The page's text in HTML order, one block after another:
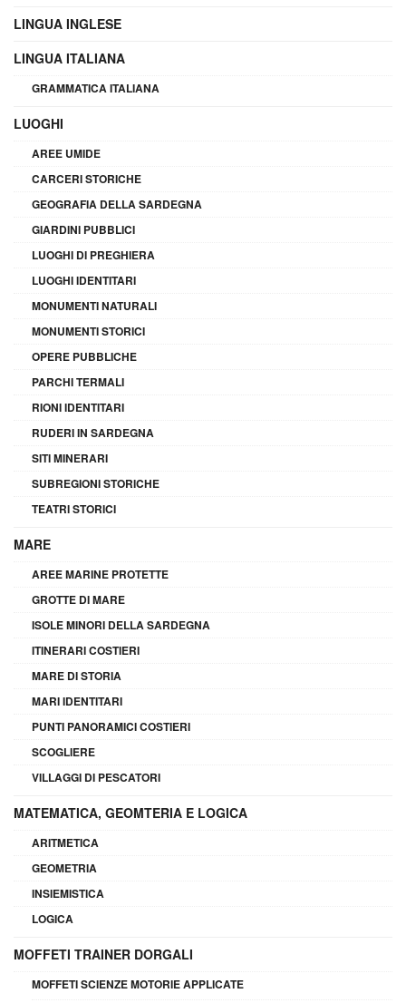
LINGUA INGLESE
LINGUA ITALIANA
GRAMMATICA ITALIANA
LUOGHI
AREE UMIDE
CARCERI STORICHE
GEOGRAFIA DELLA SARDEGNA
GIARDINI PUBBLICI
LUOGHI DI PREGHIERA
LUOGHI IDENTITARI
MONUMENTI NATURALI
MONUMENTI STORICI
OPERE PUBBLICHE
PARCHI TERMALI
RIONI IDENTITARI
RUDERI IN SARDEGNA
SITI MINERARI
SUBREGIONI STORICHE
TEATRI STORICI
MARE
AREE MARINE PROTETTE
GROTTE DI MARE
ISOLE MINORI DELLA SARDEGNA
ITINERARI COSTIERI
MARE DI STORIA
MARI IDENTITARI
PUNTI PANORAMICI COSTIERI
SCOGLIERE
VILLAGGI DI PESCATORI
MATEMATICA, GEOMTERIA E LOGICA
ARITMETICA
GEOMETRIA
INSIEMISTICA
LOGICA
MOFFETI TRAINER DORGALI
MOFFETI SCIENZE MOTORIE APPLICATE